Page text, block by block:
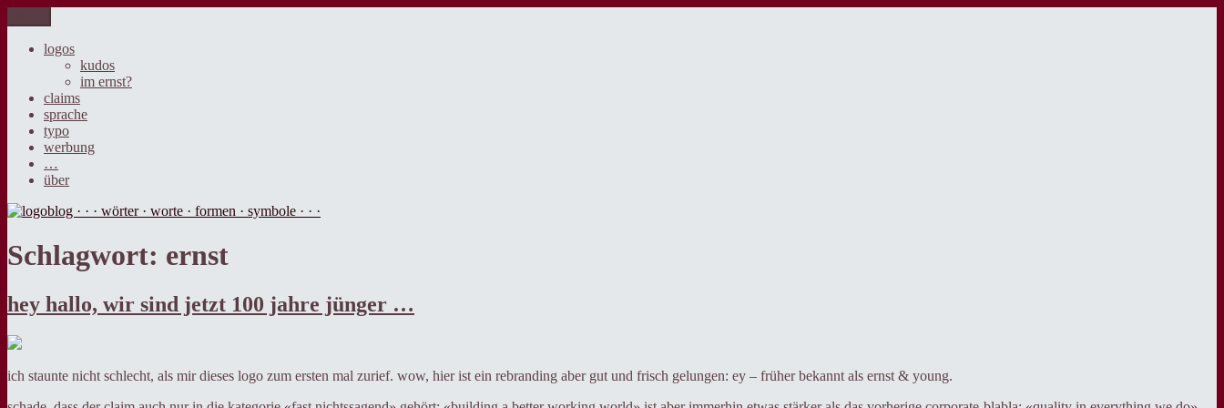
Inhalt
springen
logoblog · · · wörter · worte · formen · symbole · · ·
der blog über sprache, design und werbung.
logos
kudos
im ernst?
claims
sprache
typo
werbung
…
über
Schlagwort: ernst
hey hallo, wir sind jetzt 100 jahre jünger …
ich staunte nicht schlecht, als mir dieses logo zum ersten mal zurief. wow, hier ist ein rebranding aber gut und frisch gelungen: ey – früher bekannt als ernst & young.